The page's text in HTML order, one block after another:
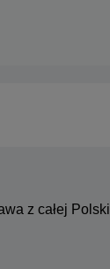
z całej Polski